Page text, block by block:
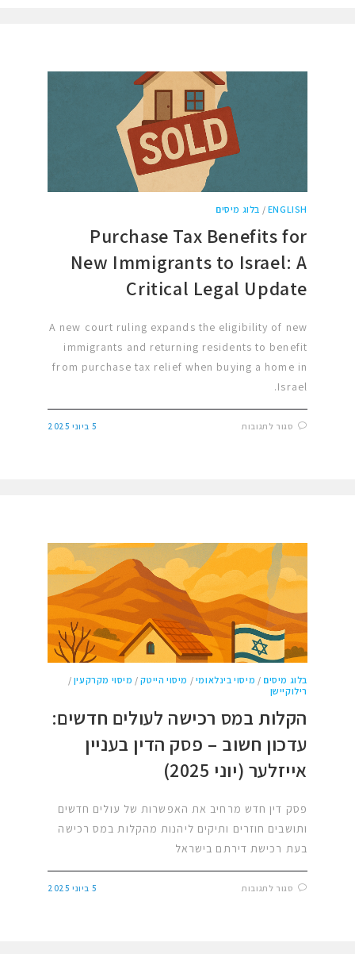
ENGLISH
/ בלוג מיסים
Purchase Tax Benefits for
New Immigrants to Israel: A
Critical Legal Update
A new court ruling expands the eligibility of new
immigrants and returning residents to benefit
from purchase tax relief when buying a home in
Israel.
סגור לתגובות 5 ביוני 2025
בלוג מיסים / מיסוי בינלאומי / מיסוי הייטק/ מיסוי מקרקעין /
רילוקיישן
הקלות במס רכישה לעולים חדשים:
עדכון חשוב – פסק הדין בעניין
אייזלער (יוני 2025)
פסק דין חדש מרחיב את האפשרות של עולים חדשים
ותושבים חוזרים ותיקים ליהנות מהקלות במס רכישה
בעת רכישת דירתם בישראל
סגור לתגובות 5 ביוני 2025